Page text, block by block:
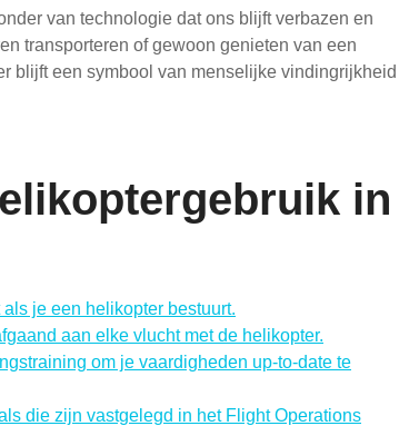
van technologie dat ons blijft verbazen en
transporteren of gewoon genieten van een
blijft een symbool van menselijke vindingrijkheid
in
je een helikopter bestuurt.
aan elke vlucht met de helikopter.
om je vaardigheden up-to-date te
die zijn vastgelegd in het Flight Operations